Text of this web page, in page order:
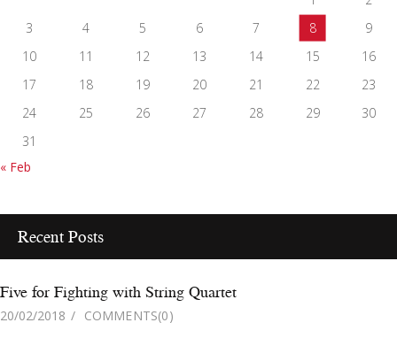
3
4 5 6 7 8
9
10
11 12 13 14 15
16
17
18 19 20 21 22
23
24
25 26 27 28 29
30
31
« Feb
Recent Posts
Five for Fighting with String Quartet
20/02/2018 COMMENTS(0)